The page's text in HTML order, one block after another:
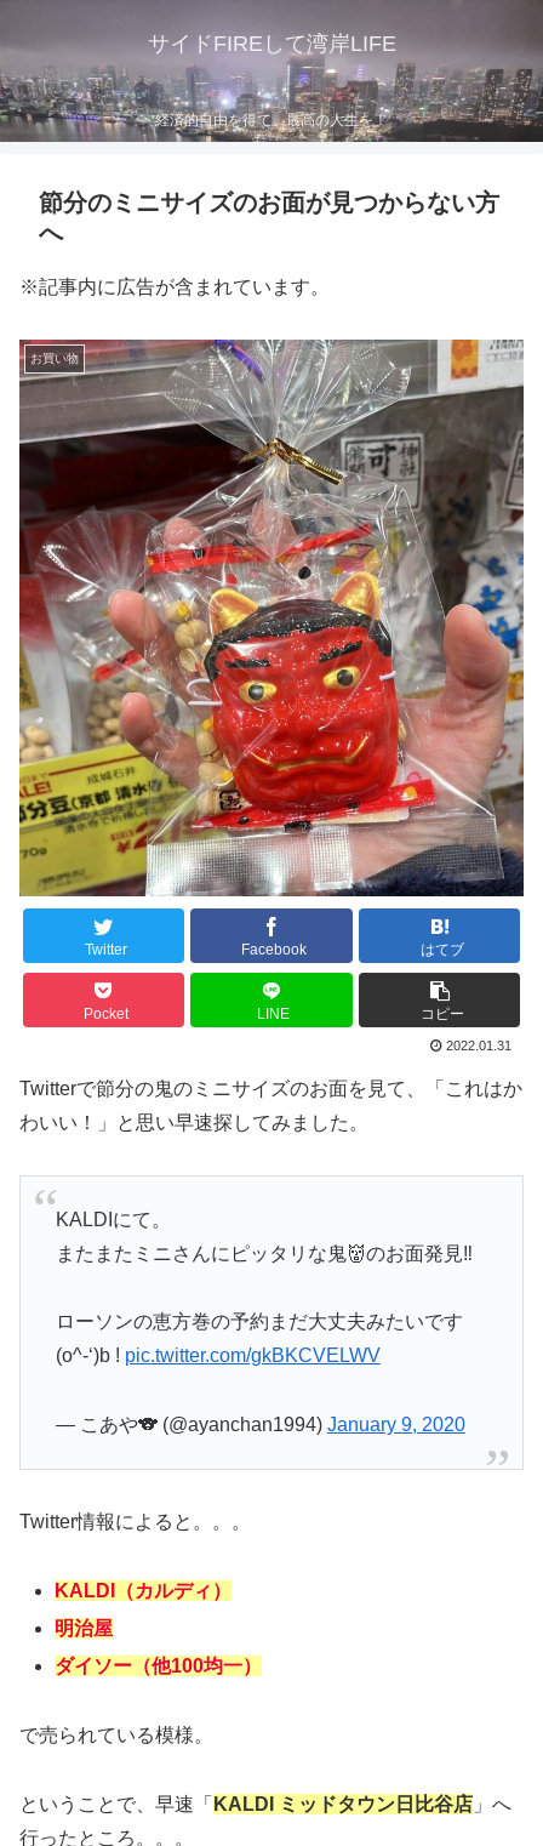
サイドFIREして湾岸LIFE
経済的自由を得て、最高の人生を！
節分のミニサイズのお面が見つからない方
へ
※記事内に広告が含まれています。
お買い物
Twitter Facebook はてブ
Pocket LINE コピー
2022.01.31
Twitterで節分の鬼のミニサイズのお面を見て、「これはか
わいい！」と思い早速探してみました。
KALDIにて。
またまたミニさんにピッタリな鬼👹のお面発見‼️
ローソンの恵方巻の予約まだ大丈夫みたいです
(o^-‘)b ! pic.twitter.com/gkBKCVELWV
— こあや🐨 (@ayanchan1994) January 9, 2020
Twitter情報によると。。。
KALDI（カルディ）
明治屋
ダイソー（他100均一）
で売られている模様。
ということで、早速「 KALDI ミッドタウン日比谷店 」へ
行ったところ。。。